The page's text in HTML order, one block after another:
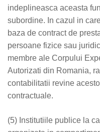
indeplineasca aceasta
subordine. In cazul in
baza de contract de
persoane fizice sau
membre ale Corpului
Autorizati din Romania,
contabilitatii revine
contractuale.
(5) Institutiile publice la